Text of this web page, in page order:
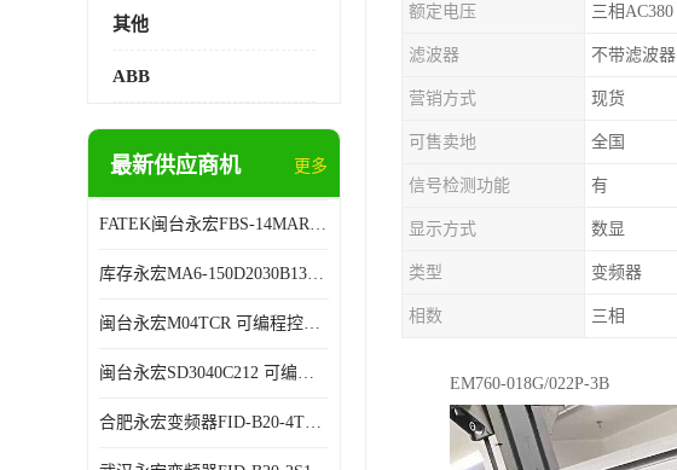
其他
ABB
最新供应商机 更多
FATEK闽台永宏FBS-14MAR2-AC 可编程控制器 售后有保障
库存永宏MA6-150D2030B13B26 可编程控制器 技术服务
闽台永宏M04TCR 可编程控制器 代理商销售
闽台永宏SD3040C212 可编程控制器 厂家销售
合肥永宏变频器FID-B20-4T1.5G 代理商销售
额定电压 三相AC380
滤波器 不带滤波器
营销方式 现货
可售卖地 全国
信号检测功能 有
显示方式 数显
类型 变频器
相数 三相
EM760-018G/022P-3B